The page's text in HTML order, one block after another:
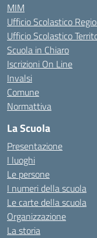
MIM
Ufficio Scolastico
Ufficio Scolastico
Scuola in Chiaro
Iscrizioni On Line
Invalsi
Comune
Normattiva
La Scuola
Presentazione
I luoghi
Le persone
I numeri della scuola
Le carte della scuola
Organizzazione
La storia